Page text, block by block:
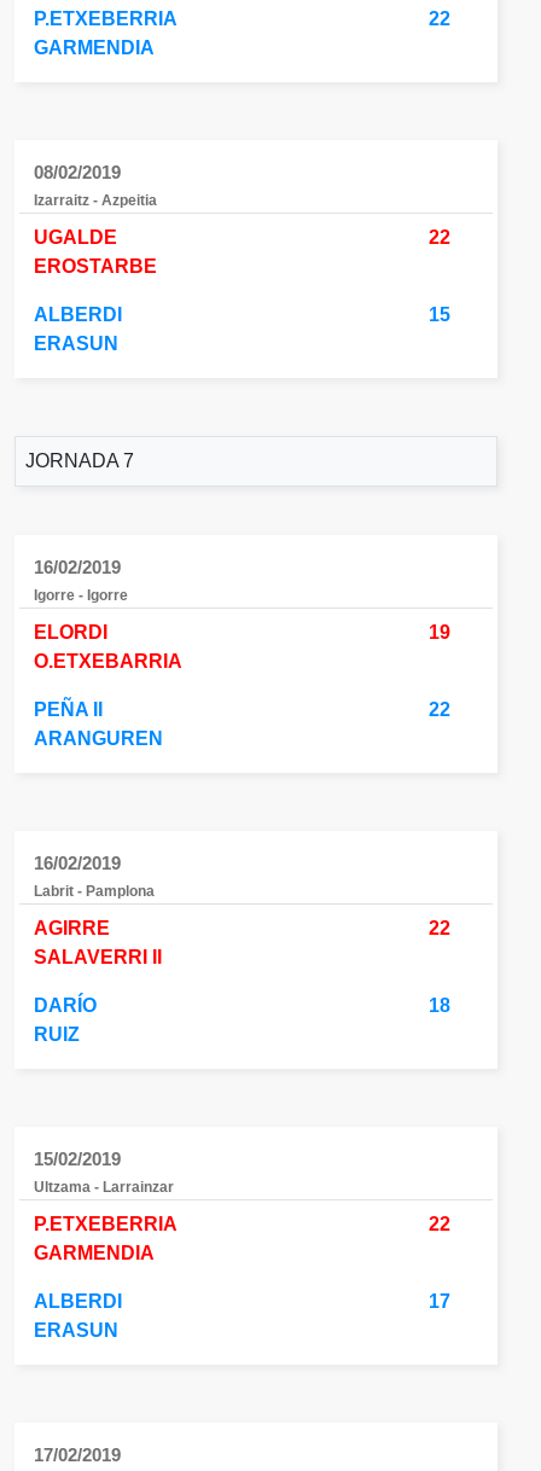
P.ETXEBERRIA
GARMENDIA
22
08/02/2019
Izarraitz - Azpeitia
UGALDE
EROSTARBE
22
ALBERDI
ERASUN
15
JORNADA 7
16/02/2019
Igorre - Igorre
ELORDI
O.ETXEBARRIA
19
PEÑA II
ARANGUREN
22
16/02/2019
Labrit - Pamplona
AGIRRE
SALAVERRI II
22
DARÍO
RUIZ
18
15/02/2019
Ultzama - Larrainzar
P.ETXEBERRIA
GARMENDIA
22
ALBERDI
ERASUN
17
17/02/2019